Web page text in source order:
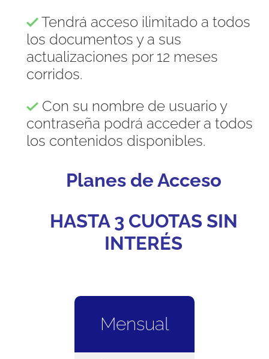
Tendrá acceso ilimitado a todos
los documentos y a sus
actualizaciones por 12 meses
corridos.
Con su nombre de usuario y
contraseña podrá acceder a todos
los contenidos disponibles.
Planes de Acceso
HASTA 3 CUOTAS SIN
INTERÉS
Mensual